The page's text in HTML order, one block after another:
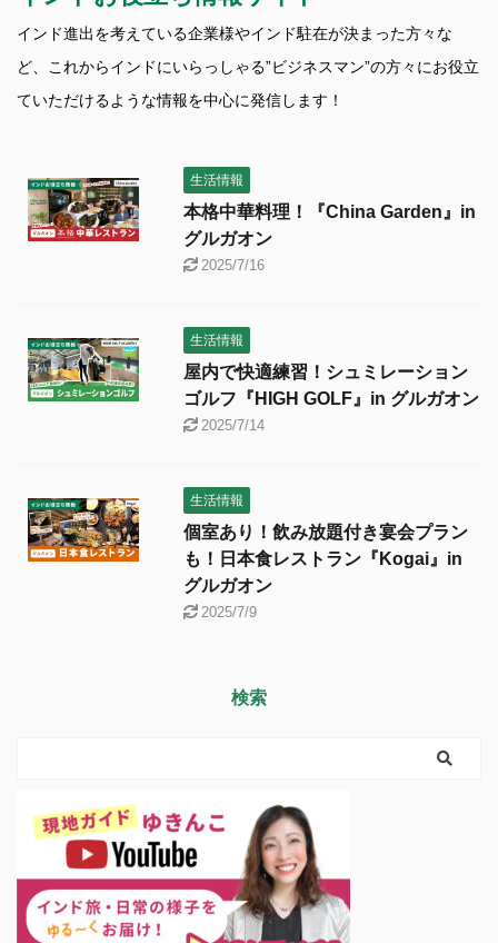
インド進出を考えている企業様やインド駐在が決まった方々な
ど、これからインドにいらっしゃる”ビジネスマン”の方々にお役立
ていただけるような情報を中心に発信します！
生活情報
本格中華料理！『China Garden』in
グルガオン
2025/7/16
生活情報
屋内で快適練習！シュミレーション
ゴルフ『HIGH GOLF』in グルガオン
2025/7/14
生活情報
個室あり！飲み放題付き宴会プラン
も！日本食レストラン『Kogai』in
グルガオン
2025/7/9
検索